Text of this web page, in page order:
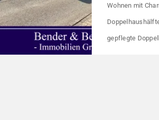
Wohnen mit
gepflegte